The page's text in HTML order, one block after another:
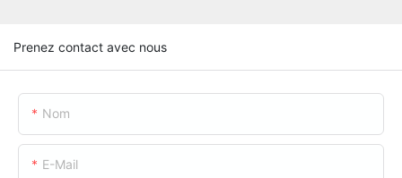
Prenez contact avec nous
Nom
E-Mail